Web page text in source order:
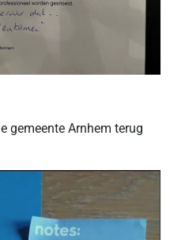
gemeente Arnhem terug